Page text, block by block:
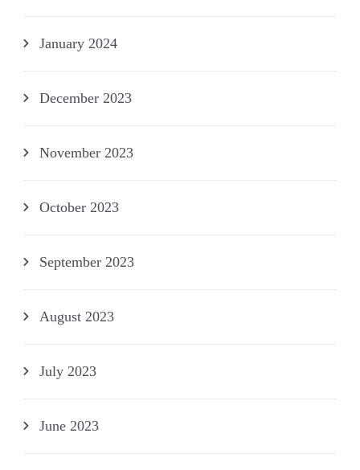
January 2024
December 2023
November 2023
October 2023
September 2023
August 2023
July 2023
June 2023